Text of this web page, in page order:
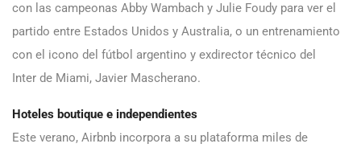
con las campeonas Abby Wambach y Julie Foudy para ver el
partido entre Estados Unidos y Australia, o un entrenamiento
con el icono del fútbol argentino y exdirector técnico del
Inter de Miami, Javier Mascherano.
Hoteles boutique e independientes
Este verano, Airbnb incorpora a su plataforma miles de